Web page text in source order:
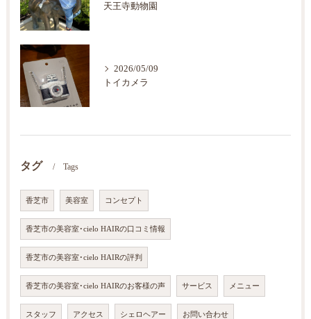
天王寺動物園
2026/05/09
トイカメラ
タグ Tags
香芝市 美容室 コンセプト
香芝市の美容室･cielo HAIRの口コミ情報
香芝市の美容室･cielo HAIRの評判
香芝市の美容室･cielo HAIRのお客様の声 サービス メニュー
スタッフ アクセス シェロヘアー お問い合わせ